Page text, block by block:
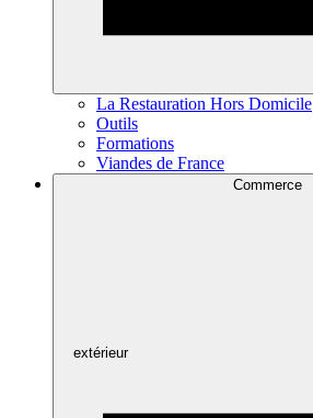
La Restauration Hors Domicile
Outils
Formations
Viandes de France
Commerce
extérieur